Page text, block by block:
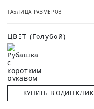
ТАБЛИЦА РАЗМЕРОВ
ЦВЕТ (Голубой)
КУПИТЬ В ОДИН КЛИК